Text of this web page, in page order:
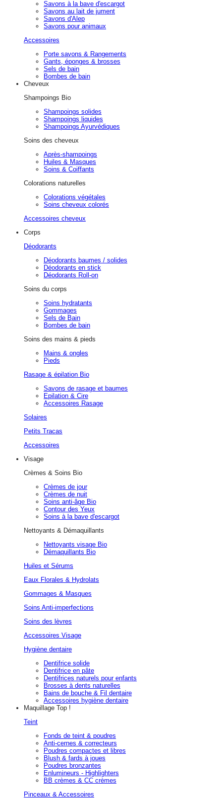
Savons à la bave d'escargot
Savons au lait de jument
Savons d'Alep
Savons pour animaux
Accessoires
Porte savons & Rangements
Gants, éponges & brosses
Sels de bain
Bombes de bain
Cheveux
Shampoings Bio
Shampoings solides
Shampoings liquides
Shampoings Ayurvédiques
Soins des cheveux
Après-shampoings
Huiles & Masques
Soins & Coiffants
Colorations naturelles
Colorations végétales
Soins cheveux colorés
Accessoires cheveux
Corps
Déodorants
Déodorants baumes / solides
Déodorants en stick
Déodorants Roll-on
Soins du corps
Soins hydratants
Gommages
Sels de Bain
Bombes de bain
Soins des mains & pieds
Mains & ongles
Pieds
Rasage & épilation Bio
Savons de rasage et baumes
Epilation & Cire
Accessoires Rasage
Solaires
Petits Tracas
Accessoires
Visage
Crèmes & Soins Bio
Crèmes de jour
Crèmes de nuit
Soins anti-âge Bio
Contour des Yeux
Soins à la bave d'escargot
Nettoyants & Démaquillants
Nettoyants visage Bio
Démaquillants Bio
Huiles et Sérums
Eaux Florales & Hydrolats
Gommages & Masques
Soins Anti-imperfections
Soins des lèvres
Accessoires Visage
Hygiène dentaire
Dentifrice solide
Dentifrice en pâte
Dentifrices naturels pour enfants
Brosses à dents naturelles
Bains de bouche & Fil dentaire
Accessoires hygiène dentaire
Maquillage Top !
Teint
Fonds de teint & poudres
Anti-cernes & correcteurs
Poudres compactes et libres
Blush & fards à joues
Poudres bronzantes
Enlumineurs - Highlighters
BB crèmes & CC crèmes
Pinceaux & Accessoires